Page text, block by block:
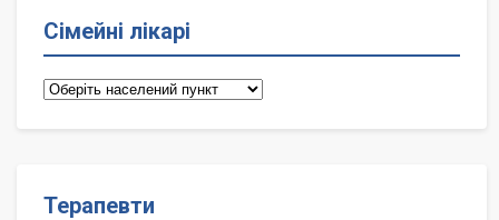
Сімейні лікарі
Сімейні
Терапевти